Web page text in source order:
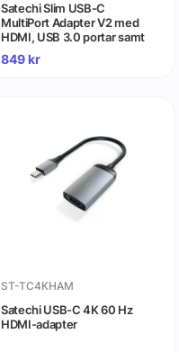
Satechi Slim USB-C
MultiPort Adapter V2 med
HDMI, USB 3.0 portar samt
kortläsare
849kr
ST-TC4KHAM
Satechi USB-C 4K 60 Hz
HDMI-adapter